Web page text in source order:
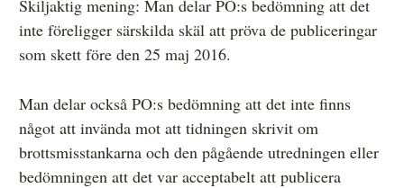
Skiljaktig mening: Man delar PO:s bedömning att det
inte föreligger särskilda skäl att pröva de publiceringar
som skett före den 25 maj 2016.
Man delar också PO:s bedömning att det inte finns
något att invända mot att tidningen skrivit om
brottsmisstankarna och den pågående utredningen eller
bedömningen att det var acceptabelt att publicera